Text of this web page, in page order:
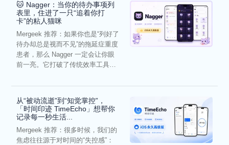
🐱 Nagger：当你的待办事项列
表里，住进了一只“追着你打
卡”的粘人猫咪
Mergeek 推荐：如果你也是“列好了
待办却总是视而不见”的拖延症重度
患者，那么 Nagger 一定会让你眼
前一亮。它打破了传统效率工具冰
从“被动流逝”到“知觉掌控”，
「时间印迹 TimeEcho」想帮你
记录每一秒生活...
Mergeek 推荐：很多时候，我们的
焦虑往往源于对时间的“失控感”：